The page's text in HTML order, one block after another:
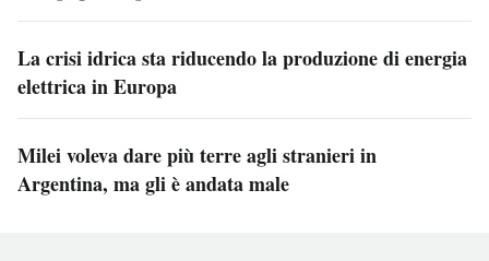
La crisi idrica sta riducendo la produzione di energia
elettrica in Europa
Milei voleva dare più terre agli stranieri in
Argentina, ma gli è andata male